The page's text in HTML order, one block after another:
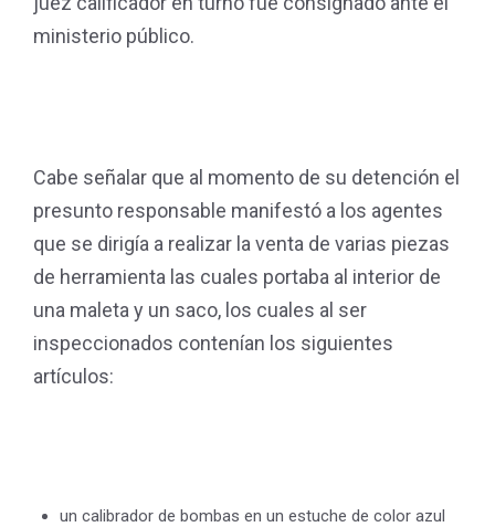
ministerio público.
Cabe señalar que al momento de su detención el
presunto responsable manifestó a los agentes
que se dirigía a realizar la venta de varias piezas
de herramienta las cuales portaba al interior de
una maleta y un saco, los cuales al ser
inspeccionados contenían los siguientes
artículos:
un calibrador de bombas en un estuche de color azul